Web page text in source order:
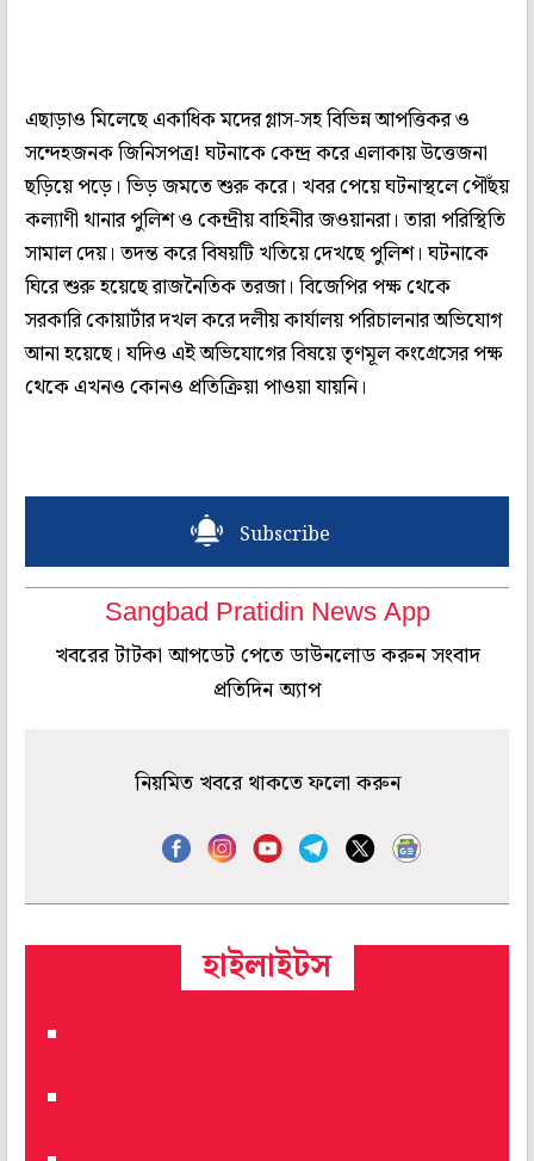
এছাড়াও মিলেছে একাধিক মদের গ্লাস-সহ বিভিন্ন আপত্তিকর ও
সন্দেহজনক জিনিসপত্র! ঘটনাকে কেন্দ্র করে এলাকায় উত্তেজনা
ছড়িয়ে পড়ে। ভিড় জমতে শুরু করে। খবর পেয়ে ঘটনাস্থলে পৌঁছয়
কল্যাণী থানার পুলিশ ও কেন্দ্রীয় বাহিনীর জওয়ানরা। তারা পরিস্থিতি
সামাল দেয়। তদন্ত করে বিষয়টি খতিয়ে দেখছে পুলিশ। ঘটনাকে
ঘিরে শুরু হয়েছে রাজনৈতিক তরজা। বিজেপির পক্ষ থেকে
সরকারি কোয়ার্টার দখল করে দলীয় কার্যালয় পরিচালনার অভিযোগ
আনা হয়েছে। যদিও এই অভিযোগের বিষয়ে তৃণমূল কংগ্রেসের পক্ষ
থেকে এখনও কোনও প্রতিক্রিয়া পাওয়া যায়নি।
Subscribe
Sangbad Pratidin News App
খবরের টাটকা আপডেট পেতে ডাউনলোড করুন সংবাদ
প্রতিদিন অ্যাপ
নিয়মিত খবরে থাকতে ফলো করুন
হাইলাইটস